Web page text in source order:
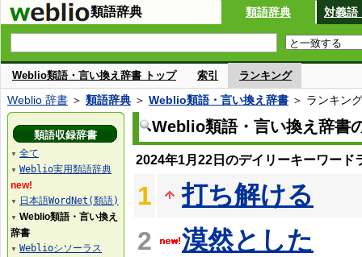
類語辞典 類語辞典 対義語
Weblio類語・言い換え辞書 トップ 索引 ランキング
Weblio 辞書 ＞ 類語辞典 ＞ Weblio類語・言い換え辞書 ＞ ランキング
Weblio類語・言い換え辞書
2024年1月22日のデイリーキーワード
1
打ち解ける
2
漠然とした
類語収録辞書
▼ 全て
▼ Weblio実用類語辞典
new!
▼ 日本語WordNet(類語)
▼ Weblio類語・言い換え
辞書
▼ Weblioシソーラス